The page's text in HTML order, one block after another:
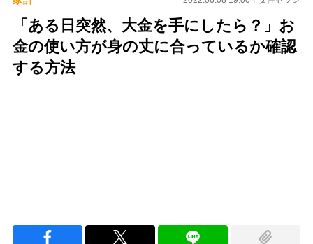
「ある日突然、大金を手にしたら？」お
金の使い方が身の丈に合っているか確認
する方法